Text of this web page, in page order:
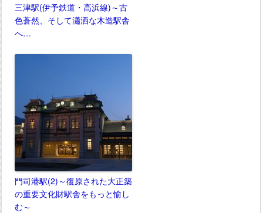
三津駅(伊予鉄道・高浜線)～古
色蒼然、そして瀟洒な木造駅舎
へ…
門司港駅(2)～復原された大正築
の重要文化財駅舎をもっと愉し
む～